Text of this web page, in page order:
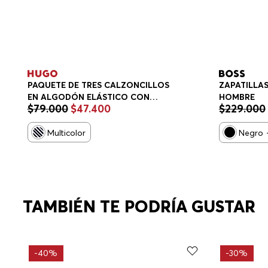
PAQUETE DE TRES CALZONCILLOS
EN ALGODÓN ELÁSTICO CON
LOGOS EN LA CINTURA
CALZONCILLOS HOMBRE
$79.000 $47.400
Multicolor
HOMBRE
$229.000
Negro
TAMBIÉN TE PODRÍA GUSTAR
-40% -30%